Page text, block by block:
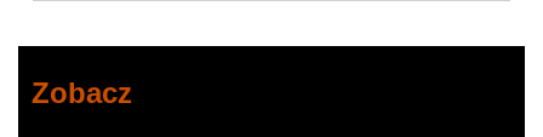
Zobacz